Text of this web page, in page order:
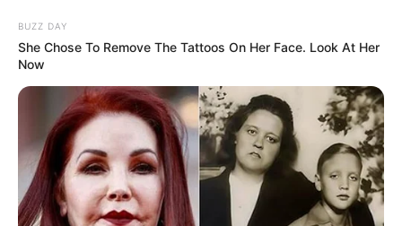
BUZZ DAY
She Chose To Remove The Tattoos On Her Face. Look At Her
Now